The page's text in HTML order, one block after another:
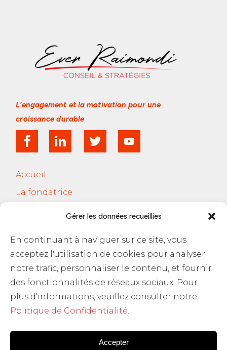
Gérer les données recueillies
En continuant à naviguer sur ce site, vous
acceptez l'utilisation de cookies pour analyser
notre trafic, personnaliser le contenu, et fournir
des fonctionnalités de réseaux sociaux. Pour
plus d'informations, veuillez consulter notre
Politique de Confidentialité.
Accepter
L’engagement et la motivationpour une
croissance durable
Accueil
La fondatrice
Blog Les RH
Contact
Politique de confidentialité